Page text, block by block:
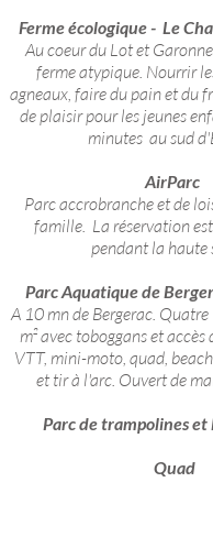
Ferme écologique - Le
Au coeur du Lot et
ferme atypique. Nourrir
agneaux, faire du pain et du
de plaisir pour les jeunes
minutes au sud
AirParc
Parc accrobranche et de
famille. La réservation
pendant la haute
Parc Aquatique de
A 10 mn de Bergerac.
m² avec toboggans et
VTT, mini-moto, quad,
et tir à l'arc. Ouvert de
Parc de trampolines et
Quad